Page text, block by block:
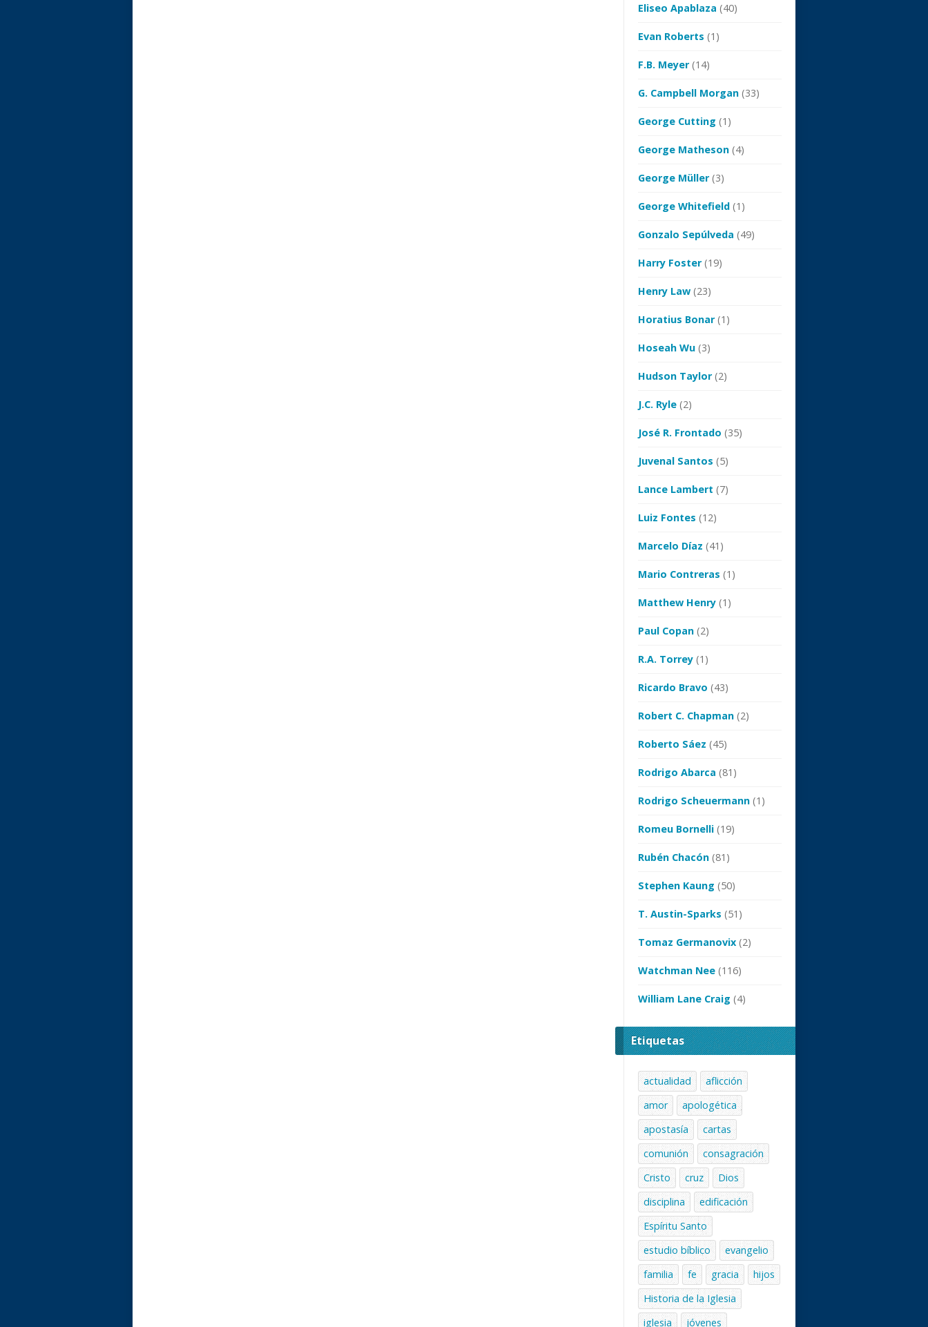
Eliseo Apablaza (40)
Evan Roberts (1)
F.B. Meyer(14)
G. Campbell Morgan (33)
George Cutting (1)
George Matheson (4)
George Müller(3)
George Whitefield (1)
Gonzalo Sepúlveda (49)
Harry Foster(19)
Henry Law (23)
Horatius Bonar(1)
Hoseah Wu (3)
Hudson Taylor(2)
J.C. Ryle (2)
José R. Frontado (35)
Juvenal Santos (5)
Lance Lambert (7)
Luiz Fontes (12)
Marcelo Díaz (41)
Mario Contreras (1)
Matthew Henry (1)
Paul Copan (2)
R.A. Torrey (1)
Ricardo Bravo (43)
Robert C. Chapman (2)
Roberto Sáez (45)
Rodrigo Abarca (81)
Rodrigo Scheuermann (1)
Romeu Bornelli (19)
Rubén Chacón (81)
Stephen Kaung (50)
T. Austin-Sparks (51)
Tomaz Germanovix (2)
Watchman Nee (116)
William Lane Craig (4)
Etiquetas
actualidad
aflicción
amor
apologética
apostasía
cartas
comunión
consagración
Cristo
cruz
Dios
disciplina
edificación
Espíritu Santo
estudio bíblico
evangelio
familia
fe gracia
hijos
Historia de la Iglesia
iglesia
jóvenes